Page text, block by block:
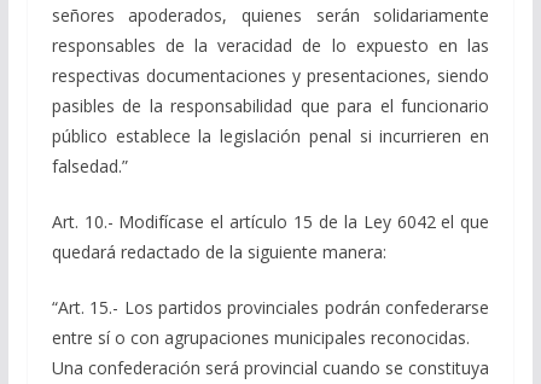
señores apoderados, quienes serán solidariamente
responsables de la veracidad de lo expuesto en las
respectivas documentaciones y presentaciones, siendo
pasibles de la responsabilidad que para el funcionario
público establece la legislación penal si incurrieren en
falsedad.”
Art. 10.- Modifícase el artículo 15 de la Ley 6042 el que
quedará redactado de la siguiente manera:
“Art. 15.- Los partidos provinciales podrán confederarse
entre sí o con agrupaciones municipales reconocidas.
Una confederación será provincial cuando se constituya